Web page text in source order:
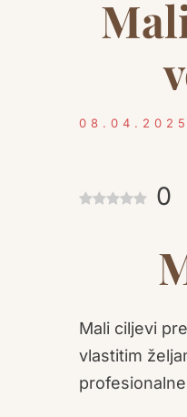
0
Mali ciljevi
vlastitim